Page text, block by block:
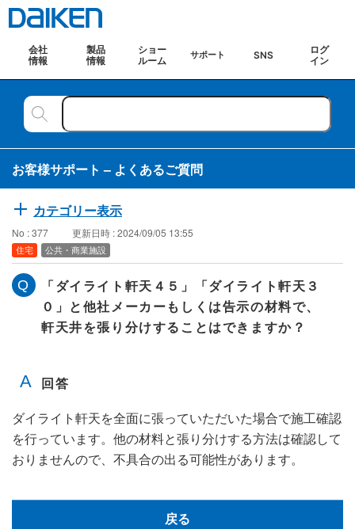
会社
情報
製品
情報
ショー
ルーム
サポート SNS
ログ
イン
お客様サポート – よくあるご質問
カテゴリー表示
No : 377 更新日時 : 2024/09/05 13:55
住宅 公共・商業施設
「ダイライト軒天４５」「ダイライト軒天３
０」と他社メーカーもしくは告示の材料で、
軒天井を張り分けすることはできますか？
ダイライト軒天を全面に張っていただいた場合で施工確認
を行っています。他の材料と張り分けする方法は確認して
おりませんので、不具合の出る可能性があります。
戻る